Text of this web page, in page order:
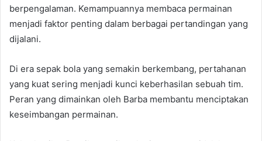
berpengalaman. Kemampuannya membaca permainan
menjadi faktor penting dalam berbagai pertandingan yang
dijalani.
Di era sepak bola yang semakin berkembang, pertahanan
yang kuat sering menjadi kunci keberhasilan sebuah tim.
Peran yang dimainkan oleh Barba membantu menciptakan
keseimbangan permainan.